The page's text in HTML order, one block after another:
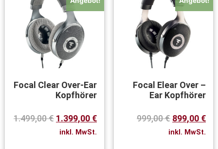
Focal Clear Over-Ear
Kopfhörer
1.499,00€ 1.399,00 €
inkl. MwSt.
Focal Elear Over –
Ear Kopfhörer
999,00€ 899,00 €
inkl. MwSt.